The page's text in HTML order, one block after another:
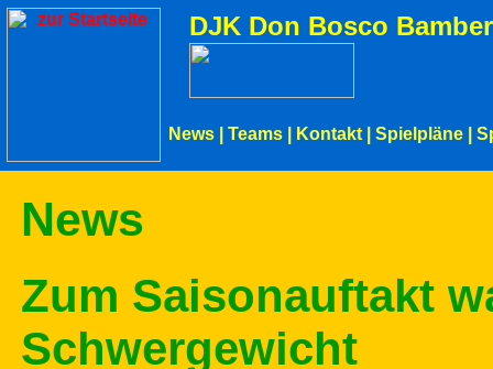
DJK Don Bosco
News Teams Kontakt Spielpläne
News
Zum Saisonauftakt
Schwergewicht